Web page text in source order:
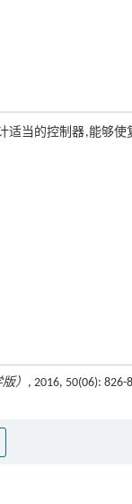
适当的控制器,能够
） , 2016, 50(06): 826-